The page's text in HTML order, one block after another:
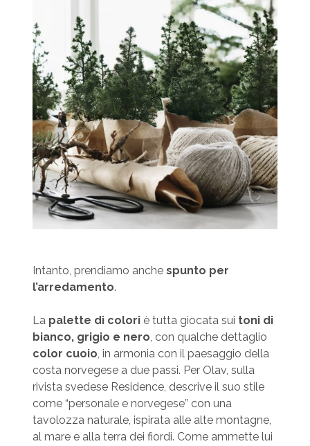
Intanto, prendiamo anche spunto per
l’arredamento.
La palette di coloriè tutta giocata sui toni di
bianco, grigio e nero , con qualche dettaglio
color cuoio , in armonia con il paesaggio della
costa norvegese a due passi. Per Olav, sulla
rivista svedese Residence, descrive il suo stile
come “personale e norvegese” con una
tavolozza naturale, ispirata alle alte montagne,
al mare e alla terra dei fiordi. Come ammette lui